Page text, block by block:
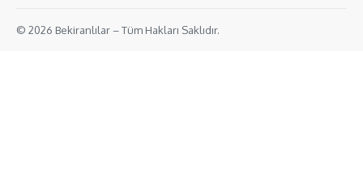
© 2026 Bekiranlılar – Tüm Hakları Saklıdır.